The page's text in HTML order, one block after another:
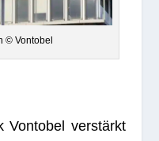
© Vontobel
Von­to­bel ver­stärkt